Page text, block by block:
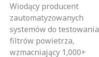
Wiodący producent
zautomatyzowanych
systemów do testowania
filtrów powietrza,
wzmacniający 1,000+